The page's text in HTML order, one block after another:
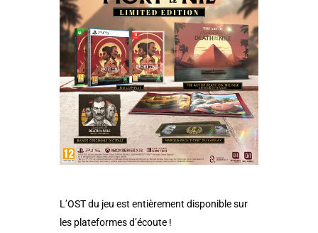
L’OST du jeu est entièrement disponible sur
les plateformes d’écoute !